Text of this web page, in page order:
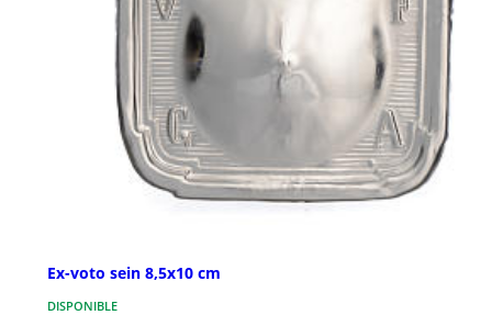
Ex-voto sein 8,5x10 cm
DISPONIBLE